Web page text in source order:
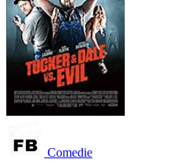
Comedie